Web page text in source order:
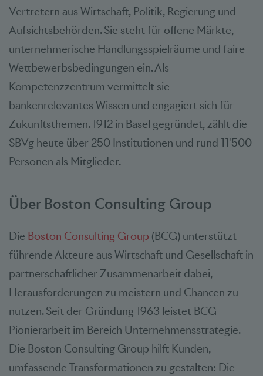
Vertretern aus Wirtschaft, Politik, Regierung und
Aufsichtsbehörden. Sie steht für offene Märkte,
unternehmerische Handlungsspielräume und faire
Wettbewerbsbedingungen ein. Als
Kompetenzzentrum vermittelt sie
bankenrelevantes Wissen und engagiert sich für
Zukunftsthemen. 1912 in Basel gegründet, zählt die
SBVg heute über 250 Institutionen und rund 11'500
Personen als Mitglieder.
Über Boston Consulting Group
Die Boston Consulting Group (BCG) unterstützt
führende Akteure aus Wirtschaft und Gesellschaft in
partnerschaftlicher Zusammenarbeit dabei,
Herausforderungen zu meistern und Chancen zu
nutzen. Seit der Gründung 1963 leistet BCG
Pionierarbeit im Bereich Unternehmensstrategie.
Die Boston Consulting Group hilft Kunden,
umfassende Transformationen zu gestalten: Die